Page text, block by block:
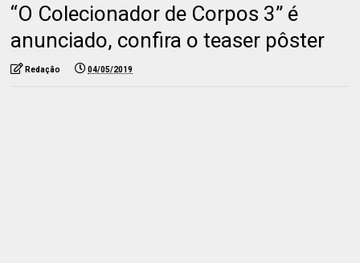
“O Colecionador de Corpos 3” é
anunciado, confira o teaser pôster
Redação 04/05/2019